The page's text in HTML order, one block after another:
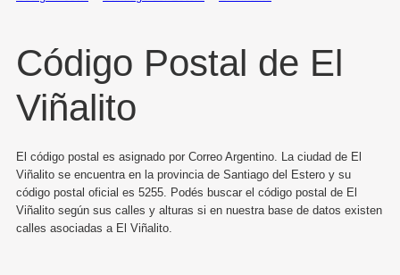
Código Postal de El
Viñalito
El código postal es asignado por Correo Argentino. La ciudad de El
Viñalito se encuentra en la provincia de Santiago del Estero y su
código postal oficial es 5255. Podés buscar el código postal de El
Viñalito según sus calles y alturas si en nuestra base de datos existen
calles asociadas a El Viñalito.